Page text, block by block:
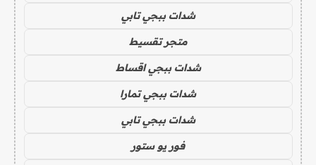
شدات ببجي تابي
متجر تقسيط
شدات ببجي اقساط
شدات ببجي تمارا
شدات ببجي تابي
فور يو ستور